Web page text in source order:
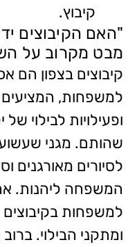
קיבוץ.
"האם הקיבוצים
מבט מקרוב על
קיבוצים בצפון הם
למשפחות, המציעים
ופעילויות לבילוי
שהותם. מגני
לסיורים מאורגנים
המשפחה ליהנות.
למשפחות
ומתקני הבילוי.